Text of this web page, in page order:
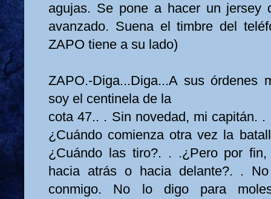
agujas. Se pone a hacer un jersey
avanzado. Suena el timbre del
ZAPO tiene a su lado)
ZAPO.-Diga...Diga...A sus órdenes
soy el centinela de la
cota 47.. . Sin novedad, mi capitán.
¿Cuándo comienza otra vez la
¿Cuándo las tiro?. . .¿Pero por
hacia atrás o hacia delante?. .
conmigo. No lo digo para